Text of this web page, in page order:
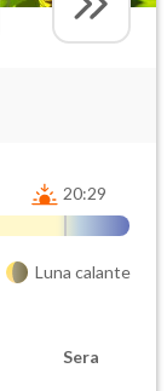
20:29
Luna calante
Sera